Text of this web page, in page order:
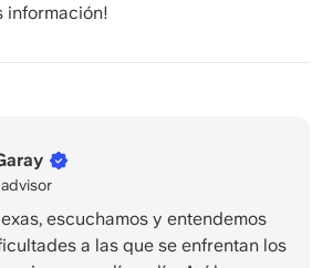
información!
escuchamos y entendemos
a las que se enfrentan los